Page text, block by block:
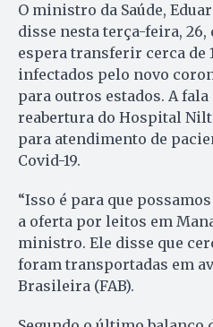
O ministro da Saúde,
disse nesta terça-feira,
espera transferir cerca de
infectados pelo novo
para outros estados. A
reabertura do Hospital
para atendimento de
Covid-19.
“Isso é para que
a oferta por leitos em
ministro. Ele disse que
foram transportadas em
Brasileira (FAB).